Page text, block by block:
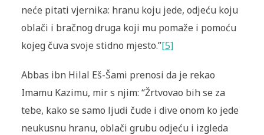
neće pitati vjernika: hranu koju jede, odjeću koju
oblači i bračnog druga koji mu pomaže i pomoću
kojeg čuva svoje stidno mjesto.”[5]
Abbas ibn Hilal Eš-Šami prenosi da je rekao
Imamu Kazimu, mir s njim: “Žrtvovao bih se za
tebe, kako se samo ljudi čude i dive onom ko jede
neukusnu hranu, oblači grubu odjeću i izgleda